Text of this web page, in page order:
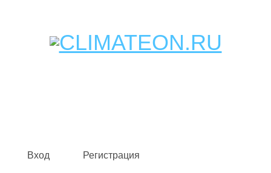
Кондиционеры и сплит-системы, газовые котлы,
Вход Регистрация